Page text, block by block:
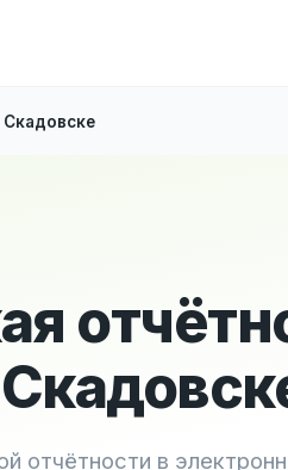
Скадовске
отчётности в